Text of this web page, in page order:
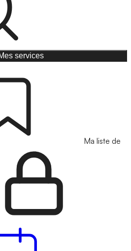
services
Ma liste de